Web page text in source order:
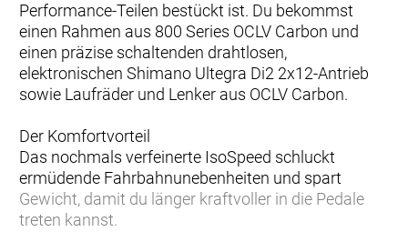
Performance-Teilen bestückt ist. Du bekommst
einen Rahmen aus 800 Series OCLV Carbon und
einen präzise schaltenden drahtlosen,
elektronischen Shimano Ultegra Di2 2x12-Antrieb
sowie Laufräder und Lenker aus OCLV Carbon.
Der Komfortvorteil
Das nochmals verfeinerte IsoSpeed schluckt
ermüdende Fahrbahnunebenheiten und spart
Gewicht, damit du länger kraftvoller in die Pedale
treten kannst.